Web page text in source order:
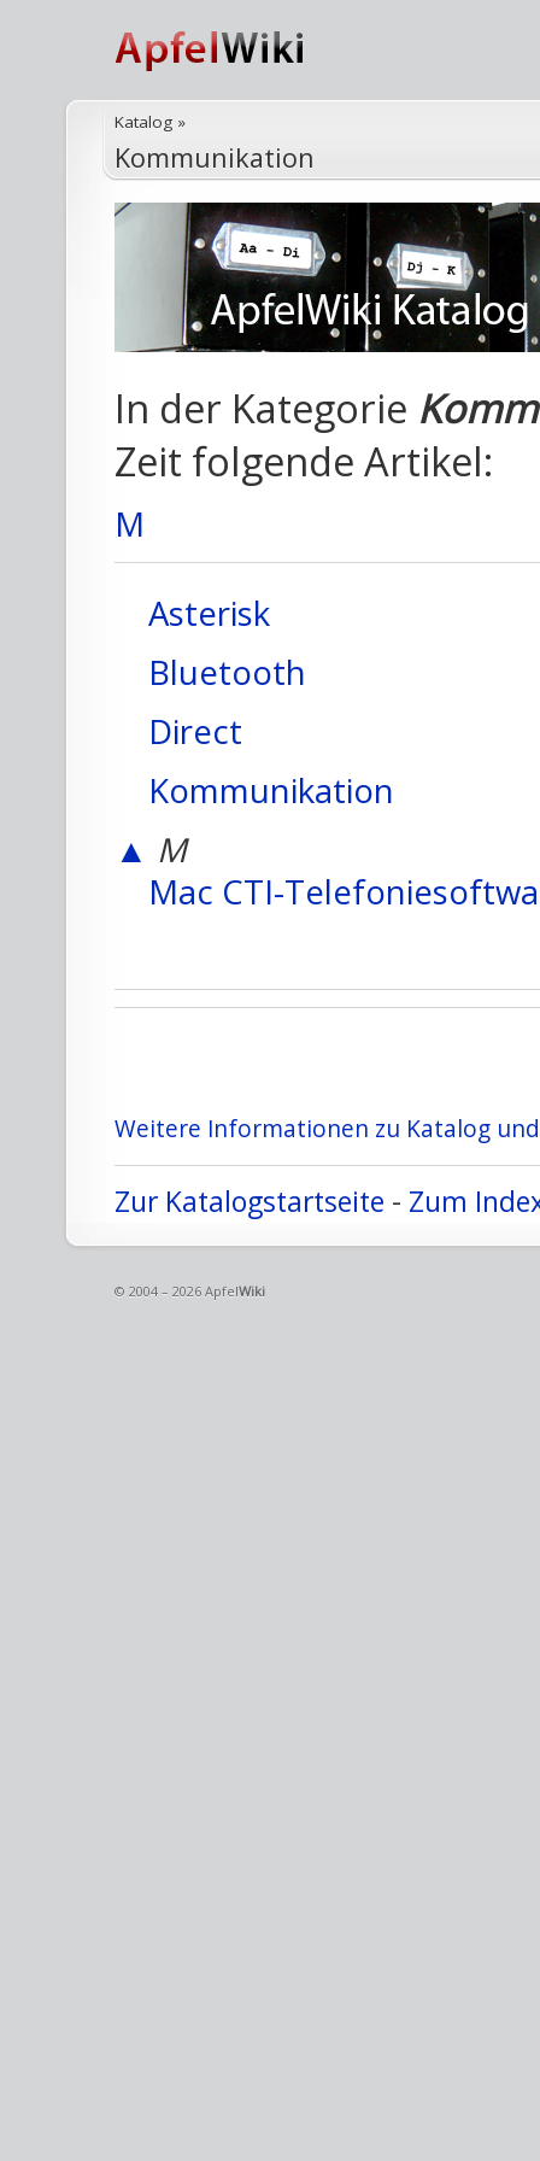
Katalog »
Kommunikation
In der Kategorie
Zeit folgende Artikel:
M
Asterisk
Bluetooth
Direct
Kommunikation
▲ M
Mac CTI-
Weitere Informationen zu Katalog
Zur Katalogstartseite - Zum
© 2004 – 2026 ApfelWiki